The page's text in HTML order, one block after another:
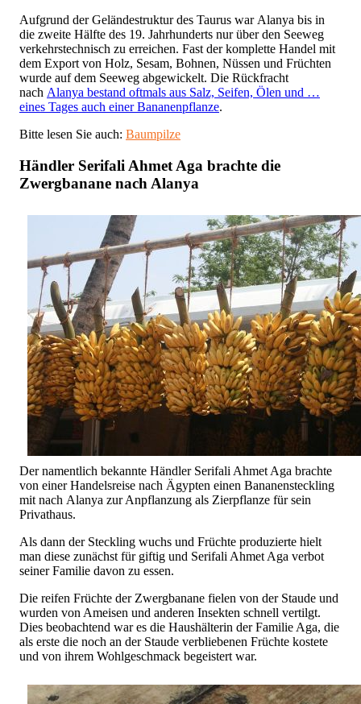
Aufgrund der Geländestruktur des Taurus war Alanya bis in
die zweite Hälfte des 19. Jahrhunderts nur über den Seeweg
verkehrstechnisch zu erreichen. Fast der komplette Handel mit
dem Export von Holz, Sesam, Bohnen, Nüssen und Früchten
wurde auf dem Seeweg abgewickelt. Die Rückfracht
nach Alanya bestand oftmals aus Salz, Seifen, Ölen und …
eines Tages auch einer Bananenpflanze.
Bitte lesen Sie auch: Baumpilze
Händler Serifali Ahmet Aga brachte die
Zwergbanane nach Alanya
Der namentlich bekannte Händler Serifali Ahmet Aga brachte
von einer Handelsreise nach Ägypten einen Bananensteckling
mit nach Alanya zur Anpflanzung als Zierpflanze für sein
Privathaus.
Als dann der Steckling wuchs und Früchte produzierte hielt
man diese zunächst für giftig und Serifali Ahmet Aga verbot
seiner Familie davon zu essen.
Die reifen Früchte der Zwergbanane fielen von der Staude und
wurden von Ameisen und anderen Insekten schnell vertilgt.
Dies beobachtend war es die Haushälterin der Familie Aga, die
als erste die noch an der Staude verbliebenen Früchte kostete
und von ihrem Wohlgeschmack begeistert war.